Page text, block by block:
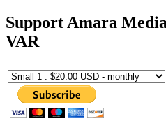
Support Amara
VAR